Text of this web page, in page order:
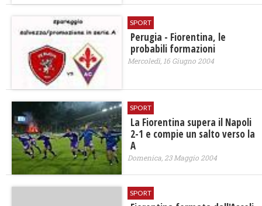
SPORT
Perugia - Fiorentina, le
probabili formazioni
Mercoledì, 16 Giugno 2004
SPORT
La Fiorentina supera il Napoli
2-1 e compie un salto verso la
A
Domenica, 23 Maggio 2004
SPORT